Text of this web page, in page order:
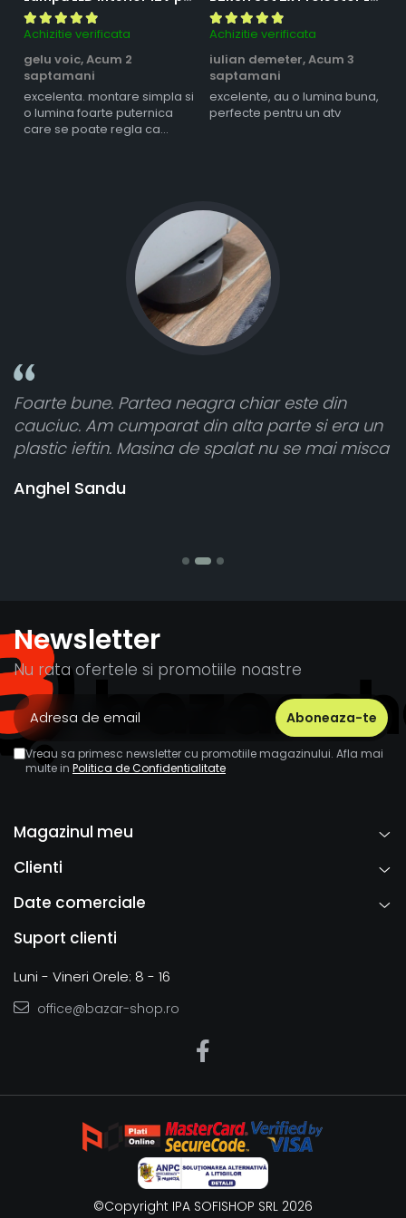
Achizitie verificata
gelu voic,Acum 2
saptamani
excelenta. montare simpla si
o lumina foarte puternica
care se poate regla ca
Achizitie verificata
iulian demeter,Acum 3
saptamani
excelente, au o lumina buna,
perfecte pentru un atv
un
misca
Toate sunt foarte luminoase și
atât de bine în curtea din spate. A primit
cele 8 bucati dar una nu a funcționat,
banii pentru 1 bucata, Multumesc
Newsletter
Nu rata ofertele si promotiile noastre
Vreau sa primesc newsletter cu promotiile magazinului. Afla mai
multe in Politica de Confidentialitate
Magazinul meu
Clienti
Date comerciale
Suport clienti
Luni - Vineri Orele: 8 - 16
office@bazar-shop.ro
©Copyright IPA SOFISHOP SRL 2026